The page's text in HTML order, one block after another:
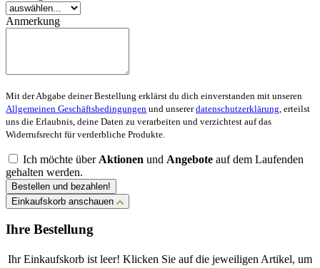
Anmerkung
Mit der Abgabe deiner Bestellung erklärst du dich einverstanden mit unseren
Allgemeinen Geschäftsbedingungen und unsererdatenschutzerklärung , erteilst
uns die Erlaubnis, deine Daten zu verarbeiten und verzichtest auf das
Widerrufsrecht für verderbliche Produkte.
Ich möchte über Aktionen und Angebote auf dem Laufenden
gehalten werden.
Bestellen und bezahlen!
Einkaufskorb anschauen
Ihre Bestellung
Ihr Einkaufskorb ist leer! Klicken Sie auf die jeweiligen Artikel, um